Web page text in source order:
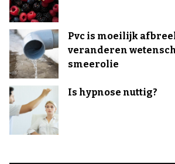
Pvc is moeilijk
veranderen
smeerolie
Is hypnose nuttig?